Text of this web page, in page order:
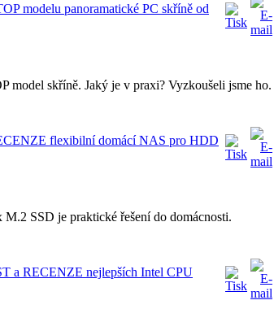
modelu panoramatické PC skříně od
model skříně. Jaký je v praxi? Vyzkoušeli jsme ho.
flexibilní domácí NAS pro HDD
SSD je praktické řešení do domácnosti.
a RECENZE nejlepších Intel CPU